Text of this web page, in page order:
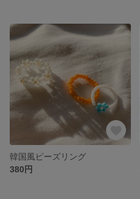
韓国風ビーズリング
380円